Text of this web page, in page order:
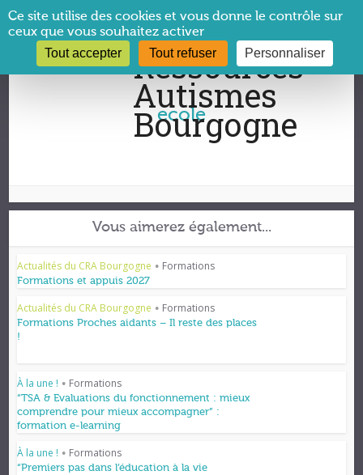
Vous êtes ici :CRA Bourgogne→ecole
ecole
Vous aimerez également...
Actualités du CRA Bourgogne • Formations
Formations et appuis 2027
Actualités du CRA Bourgogne • Formations
Formations Proches aidants – Il reste des places
!
À la une ! • Formations
“TSA & Evaluations du fonctionnement : mieux
comprendre pour mieux accompagner” :
formation e-learning
À la une ! • Formations
“Premiers pas dans l’éducation à la vie
Panneau de gestion des cookies
Ce site utilise des cookies et vous donne le contrôle sur
ceux que vous souhaitez activer
Tout accepter Tout refuser Personnaliser